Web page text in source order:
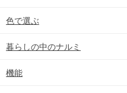
色で選ぶ
暮らしの中のナルミ
機能